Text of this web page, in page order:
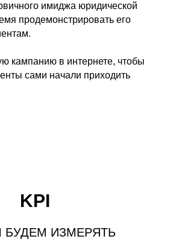
имиджа юридической
продемонстрировать его
кампанию в интернете, чтобы
сами начали приходить
KPI
БУДЕМ ИЗМЕРЯТЬ